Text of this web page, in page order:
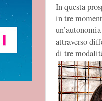
In questa
in tre
attraverso
di tre